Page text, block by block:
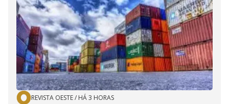
REVISTA OESTE/ HÁ 3 HORAS